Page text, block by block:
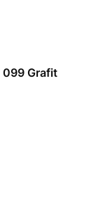
099 Grafit